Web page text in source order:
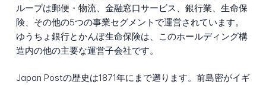
ループは郵便・物流、金融窓口サービス、銀行業、生命保
険、その他の5つの事業セグメントで運営されています。
ゆうちょ銀行とかんぽ生命保険は、このホールディング構
造内の他の主要な運営子会社です。
Japan Postの歴史は1871年にまで遡ります。前島密がイギ